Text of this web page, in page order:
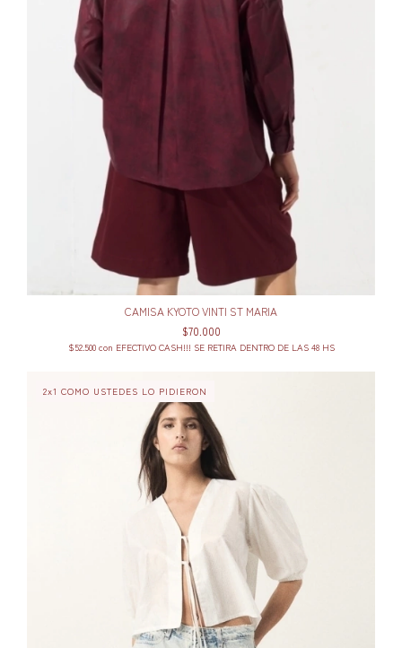
CAMISA KYOTO VINTI ST MARIA
$70.000
$52.500 con EFECTIVO CASH!!! SE RETIRA DENTRO DE LAS 48 HS
2x1 COMO USTEDES LO PIDIERON